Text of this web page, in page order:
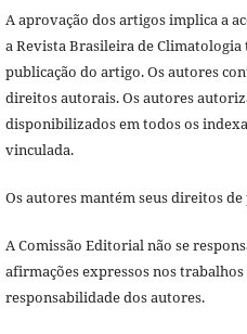
A aprovação dos artigos implica a
a Revista Brasileira de
publicação do artigo. Os autores
direitos autorais. Os autores
disponibilizados em todos os
vinculada.
Os autores mantém seus direitos
A Comissão Editorial não se
afirmações expressos nos
responsabilidade dos autores.